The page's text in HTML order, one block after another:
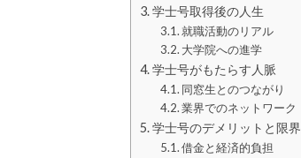
学士号取得後の人生
就職活動のリアル
大学院への進学
学士号がもたらす人脈
同窓生とのつながり
業界でのネットワーク
学士号のデメリットと限界
借金と経済的負担